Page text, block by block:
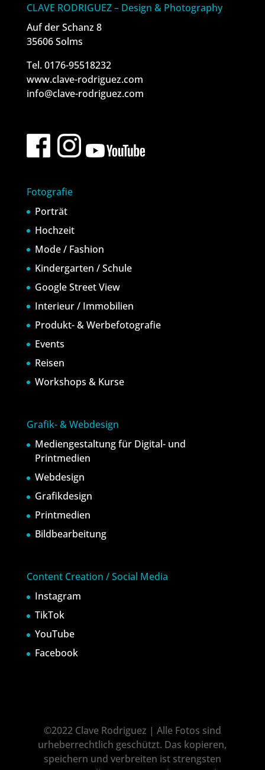
CLAVE RODRIGUEZ – Design & Photography
Auf der Schanz 8
35606 Solms
Tel. 0176-95518232
www.clave-rodriguez.com
info@clave-rodriguez.com
Fotografie
Porträt
Hochzeit
Mode / Fashion
Kindergarten / Schule
Google Street View
Interieur / Immobilien
Produkt- & Werbefotografie
Events
Reisen
Workshops & Kurse
Grafik- & Webdesign
Mediengestaltung für Digital- und
Printmedien
Webdesign
Grafikdesign
Printmedien
Bildbearbeitung
Content Creation / Social Media
Instagram
TikTok
YouTube
Facebook
©2022 Clave Rodriguez | Alle Fotos sind
urheberrechtlich geschützt. Das kopieren,
speichern und verbreiten ist strengsten